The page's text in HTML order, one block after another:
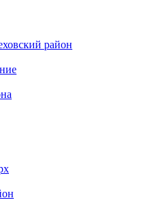
район